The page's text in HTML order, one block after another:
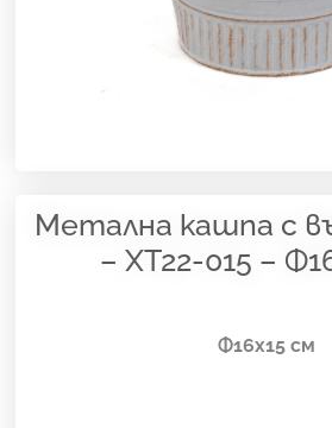
Метална кашпа с
– XT22-015 –
Ф16х15 см